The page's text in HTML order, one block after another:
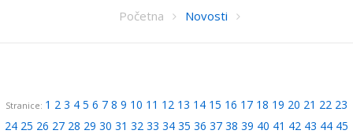
Početna Novosti
Stranice: 1 2 3 4 5 6 7 8 9 10 11 12 13 14 15 16 17 18 19 20 21 22 23
24 25 26 27 28 29 30 31 32 33 34 35 36 37 38 39 40 41 42 43 44 45